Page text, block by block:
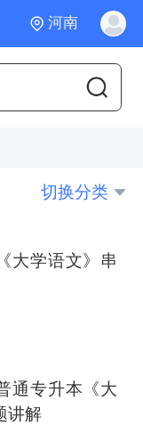
河南
切换分类
大学语文》串
通专升本《大
讲解